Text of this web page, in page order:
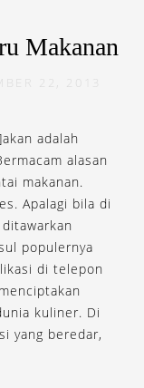
Makanan
22, 2013
adalah
alasan
makanan.
Apalagi bila di
populernya
di telepon
kuliner. Di
yang beredar,